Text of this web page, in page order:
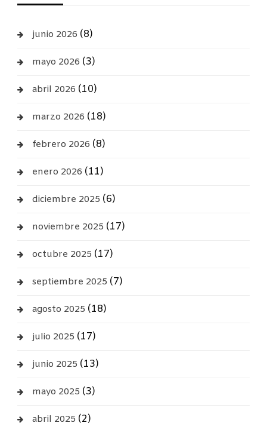
junio 2026 (8)
mayo 2026 (3)
abril 2026 (10)
marzo 2026 (18)
febrero 2026 (8)
enero 2026 (11)
diciembre 2025 (6)
noviembre 2025 (17)
octubre 2025 (17)
septiembre 2025 (7)
agosto 2025 (18)
julio 2025 (17)
junio 2025 (13)
mayo 2025 (3)
abril 2025 (2)